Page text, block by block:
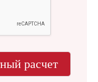
расчет